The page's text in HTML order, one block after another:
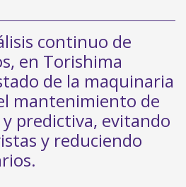
continuo de
en Torishima
de la maquinaria
mantenimiento de
predictiva, evitando
y reduciendo